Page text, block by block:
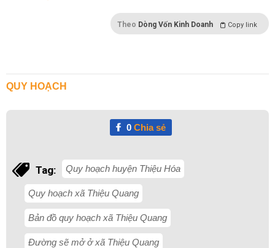
Theo Dòng Vốn Kinh Doanh Copy link
QUY HOẠCH
0Chia sẻ
Tag: Quy hoạch huyện Thiệu Hóa
Quy hoạch xã Thiệu Quang
Bản đồ quy hoạch xã Thiệu Quang
Đường sẽ mở ở xã Thiệu Quang